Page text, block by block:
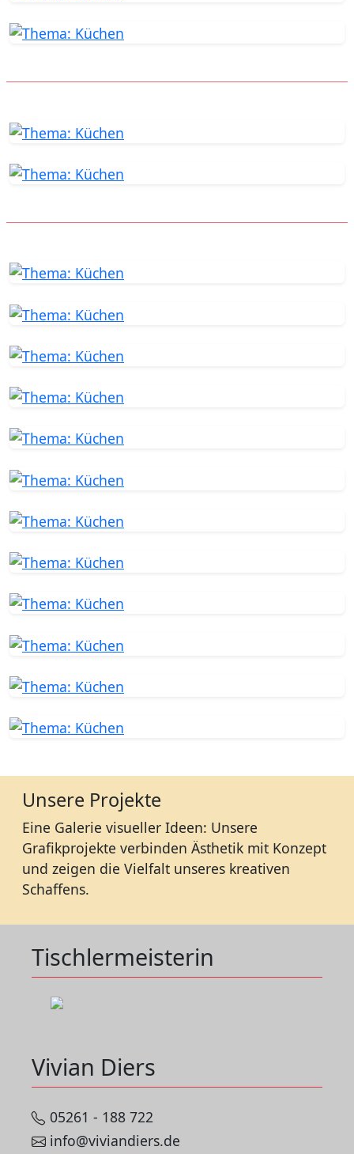
Unsere Projekte
Eine Galerie visueller Ideen: Unsere
Grafikprojekte verbinden Ästhetik mit Konzept
und zeigen die Vielfalt unseres kreativen
Schaffens.
Tischlermeisterin
Vivian Diers
05261 - 188 722
info@viviandiers.de